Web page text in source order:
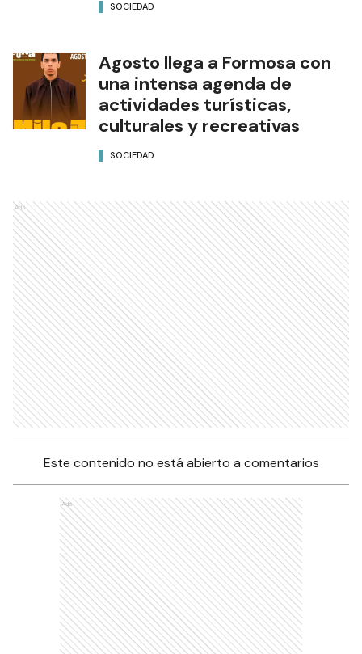
SOCIEDAD
Agosto llega a Formosa con
una intensa agenda de
actividades turísticas,
culturales y recreativas
SOCIEDAD
Ads
Este contenido no está abierto a comentarios
Ads